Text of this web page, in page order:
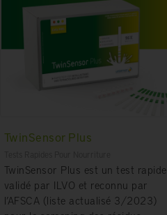
TwinSensor Plus
TwinSensor Plus est un test rapide
validé par ILVO et reconnu par
l’AFSCA (liste actualisé 3/2023)